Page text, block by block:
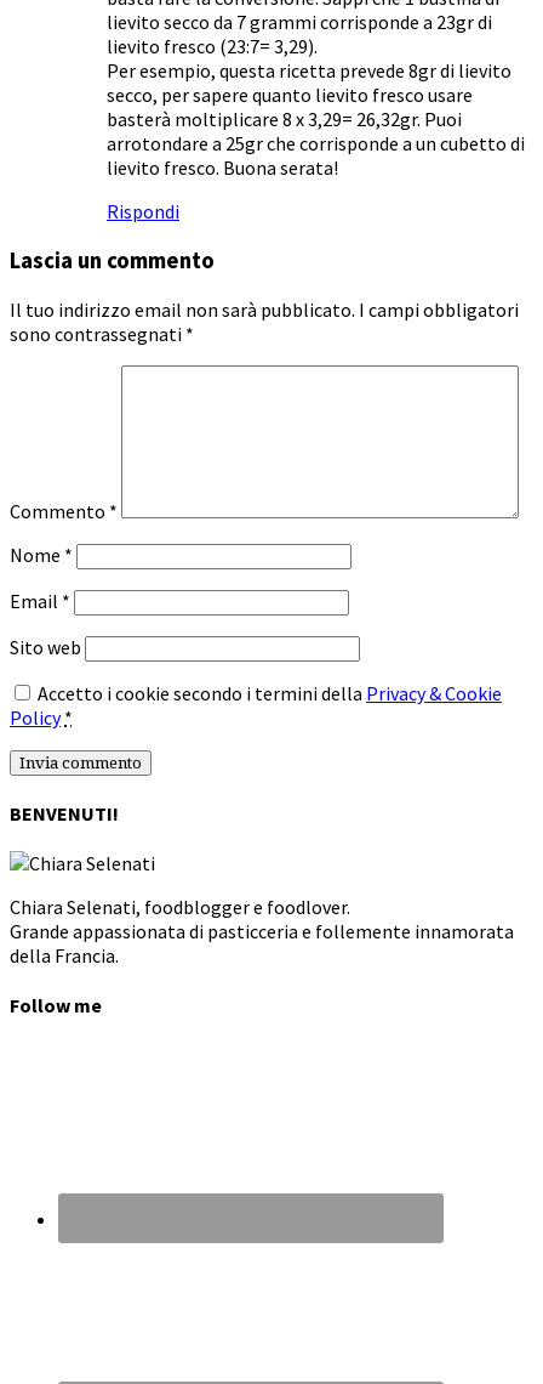
lievito secco da 7 grammi corrisponde a 23gr di
lievito fresco (23:7= 3,29).
Per esempio, questa ricetta prevede 8gr di lievito
secco, per sapere quanto lievito fresco usare
basterà moltiplicare 8 x 3,29= 26,32gr. Puoi
arrotondare a 25gr che corrisponde a un cubetto di
lievito fresco. Buona serata!
Rispondi
Lascia un commento
Il tuo indirizzo email non sarà pubblicato. I campi obbligatori
sono contrassegnati *
Commento *
Nome *
Email *
Sito web
Accetto i cookie secondo i termini della Privacy & Cookie
Policy *
BENVENUTI!
Chiara Selenati, foodblogger e foodlover.
Grande appassionata di pasticceria e follemente innamorata
della Francia.
Follow me